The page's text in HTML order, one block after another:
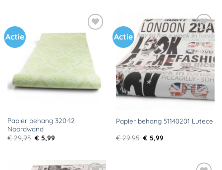
Actie
Toevoegen
aan
verlanglijst
Papier behang 320-12
Noordwand
€29,95 Oorspronkelijke
prijs
€ 5,99Huidige
Actie
Toevoegen
aan
verlanglijst
Papier behang 51140201 Lutece
€29,95 Oorspronkelijke
prijs
€ 5,99Huidige